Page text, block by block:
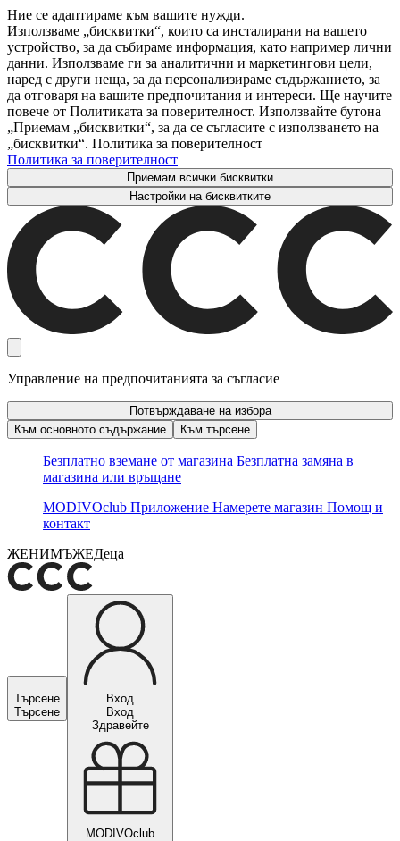
Ние се адаптираме към вашите нужди.
Използваме „бисквитки“, които са инсталирани на вашето
устройство, за да събираме информация, като например лични
данни. Използваме ги за аналитични и маркетингови цели,
наред с други неща, за да персонализираме съдържанието, за
да отговаря на вашите предпочитания и интереси. Ще научите
повече от Политиката за поверителност. Използвайте бутона
„Приемам „бисквитки“, за да се съгласите с използването на
„бисквитки“. Политика за поверителност
Политика за поверителност
Приемам всички бисквитки
Настройки на бисквитките
Управление на предпочитанията за съгласие
Потвърждаване на избора
Към основното съдържание
Към търсене
Безплатно вземане от магазина Безплатна замяна в
магазина или връщане
MODIVOclub Приложение Намерете магазин Помощ и
контакт
ЖЕНИМЪЖЕДеца
Търсене
Търсене
Вход
Вход
Здравейте
MODIVOclub